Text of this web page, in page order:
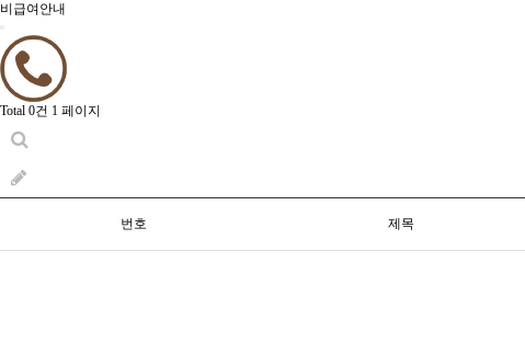
비급여안내
Total 0건 1 페이지
번호 제목